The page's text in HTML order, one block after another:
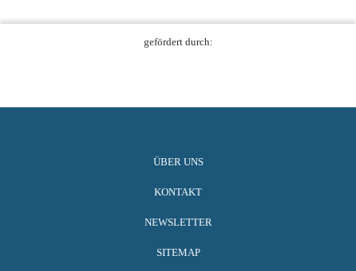
gefördert durch:
ÜBER UNS
KONTAKT
NEWSLETTER
SITEMAP